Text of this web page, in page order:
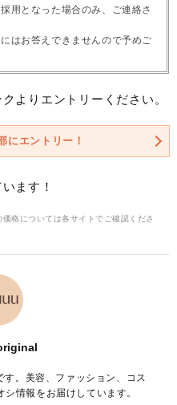
用となった場合のみ、ご連絡さ
はお答えできませんので予めご
よりエントリーください。
にエントリー！
ます！
格については各サイトでご確認くださ
。美容、ファッション、コス
情報をお届けしています。